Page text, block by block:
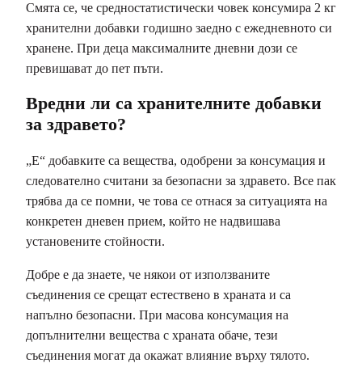
Смята се, че средностатистически човек консумира 2 кг
хранителни добавки годишно заедно с ежедневното си
хранене. При деца максималните дневни дози се
превишават до пет пъти.
Вредни ли са хранителните добавки
за здравето?
„E“ добавките са вещества, одобрени за консумация и
следователно считани за безопасни за здравето. Все пак
трябва да се помни, че това се отнася за ситуацията на
конкретен дневен прием, който не надвишава
установените стойности.
Добре е да знаете, че някои от използваните
съединения се срещат естествено в храната и са
напълно безопасни. При масова консумация на
допълнителни вещества с храната обаче, тези
съединения могат да окажат влияние върху тялото.